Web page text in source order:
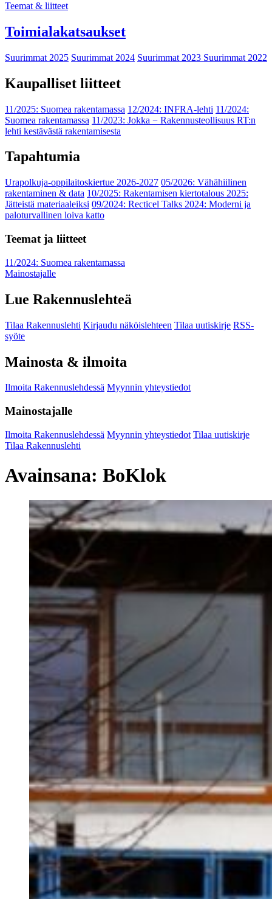
Teemat & liitteet
Toimialakatsaukset
Suurimmat 2025 Suurimmat 2024 Suurimmat 2023 Suurimmat 2022
Kaupalliset liitteet
11/2025: Suomea rakentamassa 12/2024: INFRA-lehti 11/2024:
Suomea rakentamassa 11/2023: Jokka − Rakennusteollisuus RT:n
lehti kestävästä rakentamisesta
Tapahtumia
Urapolkuja-oppilaitoskiertue 2026-2027 05/2026: Vähähiilinen
rakentaminen & data 10/2025: Rakentamisen kiertotalous 2025:
Jätteistä materiaaleiksi 09/2024: Recticel Talks 2024: Moderni ja
paloturvallinen loiva katto
Teemat ja liitteet
11/2024: Suomea rakentamassa
Mainostajalle
Lue Rakennuslehteä
Tilaa Rakennuslehti Kirjaudu näköislehteen Tilaa uutiskirje RSS-
syöte
Mainosta & ilmoita
Ilmoita Rakennuslehdessä Myynnin yhteystiedot
Mainostajalle
Ilmoita Rakennuslehdessä Myynnin yhteystiedot Tilaa uutiskirje
Tilaa Rakennuslehti
Avainsana: BoKlok